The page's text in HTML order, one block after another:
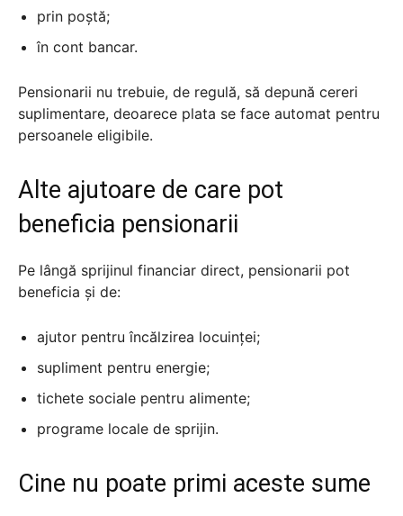
prin poștă;
în cont bancar.
Pensionarii nu trebuie, de regulă, să depună cereri
suplimentare, deoarece plata se face automat pentru
persoanele eligibile.
Alte ajutoare de care pot
beneficia pensionarii
Pe lângă sprijinul financiar direct, pensionarii pot
beneficia și de:
ajutor pentru încălzirea locuinței;
supliment pentru energie;
tichete sociale pentru alimente;
programe locale de sprijin.
Cine nu poate primi aceste sume